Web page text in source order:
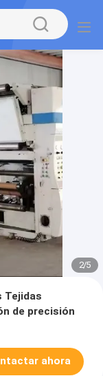
2/5
Tejidas
de precisión
ahora